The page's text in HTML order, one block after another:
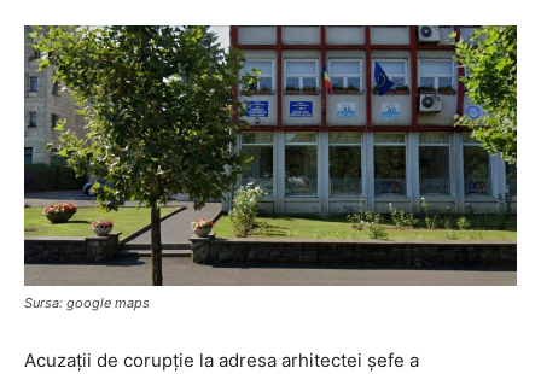
Sursa: google maps
Acuzații de corupție la adresa arhitectei șefe a